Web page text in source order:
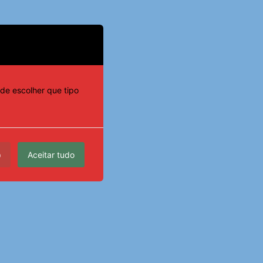
escolher que tipo
Aceitar tudo